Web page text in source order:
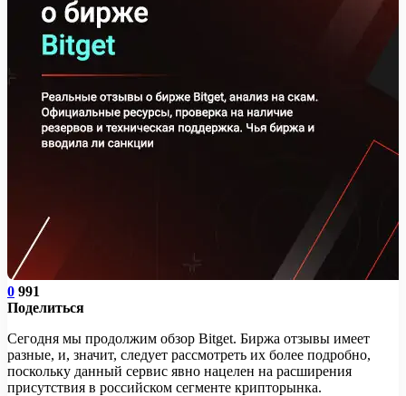
0 991
Поделиться
Сегодня мы продолжим обзор Bitget. Биржа отзывы имеет
разные, и, значит, следует рассмотреть их более подробно,
поскольку данный сервис явно нацелен на расширения
присутствия в российском сегменте крипторынка.